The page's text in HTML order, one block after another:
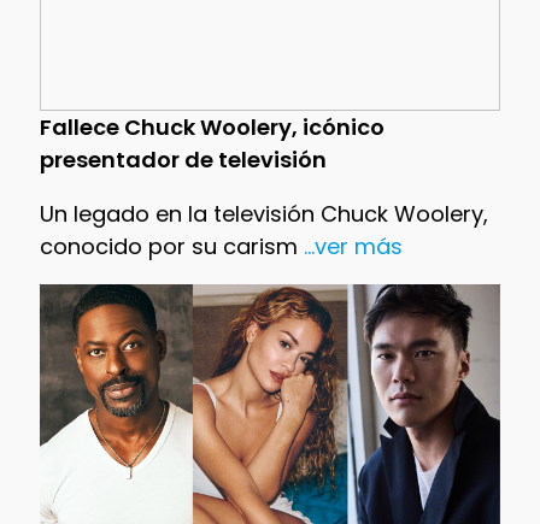
Fallece Chuck Woolery, icónico
presentador de televisión
Un legado en la televisión Chuck Woolery,
conocido por su carism ...ver más